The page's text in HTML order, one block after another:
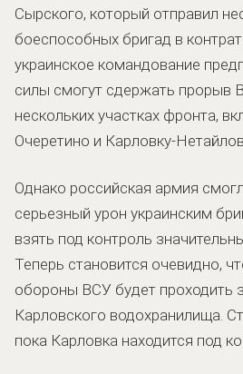
Сырского, который отправил
боеспособных бригад в
украинское командование
силы смогут сдержать прорыв
нескольких участках фронта,
Очеретино и Карловку-
Однако российская армия
серьезный урон украинским
взять под контроль
Теперь становится очевидно,
обороны ВСУ будет проходить
Карловского водохранилища.
пока Карловка находится под